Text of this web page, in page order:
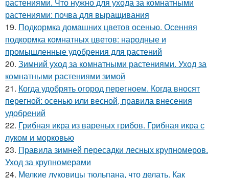
растениями: почва для выращивания
19. Подкормка домашних цветов осенью. Осенняя
подкормка комнатных цветов: народные и
промышленные удобрения для растений
20. Зимний уход за комнатными растениями. Уход за
комнатными растениями зимой
21. Когда удобрять огород перегноем. Когда вносят
перегной: осенью или весной, правила внесения
удобрений
22. Грибная икра из вареных грибов. Грибная икра с
луком и морковью
23. Правила зимней пересадки лесных крупномеров.
Уход за крупномерами
24. Мелкие луковицы тюльпана, что делать. Как